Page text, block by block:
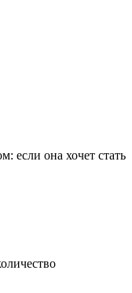
если она хочет стать